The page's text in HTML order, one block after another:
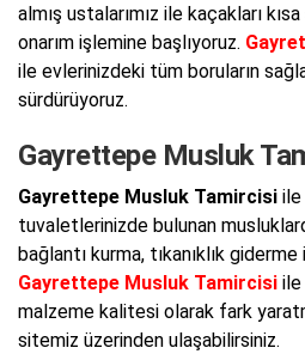
almış ustalarımız ile kaçakları
onarım işlemine başlıyoruz.
ile evlerinizdeki tüm boruların
sürdürüyoruz.
Gayrettepe Musluk
Gayrettepe Musluk Tamircisi
tuvaletlerinizde bulunan
bağlantı kurma, tıkanıklık
Gayrettepe Musluk Tamircisi
malzeme kalitesi olarak fark
sitemiz üzerinden ulaşabilirsiniz.